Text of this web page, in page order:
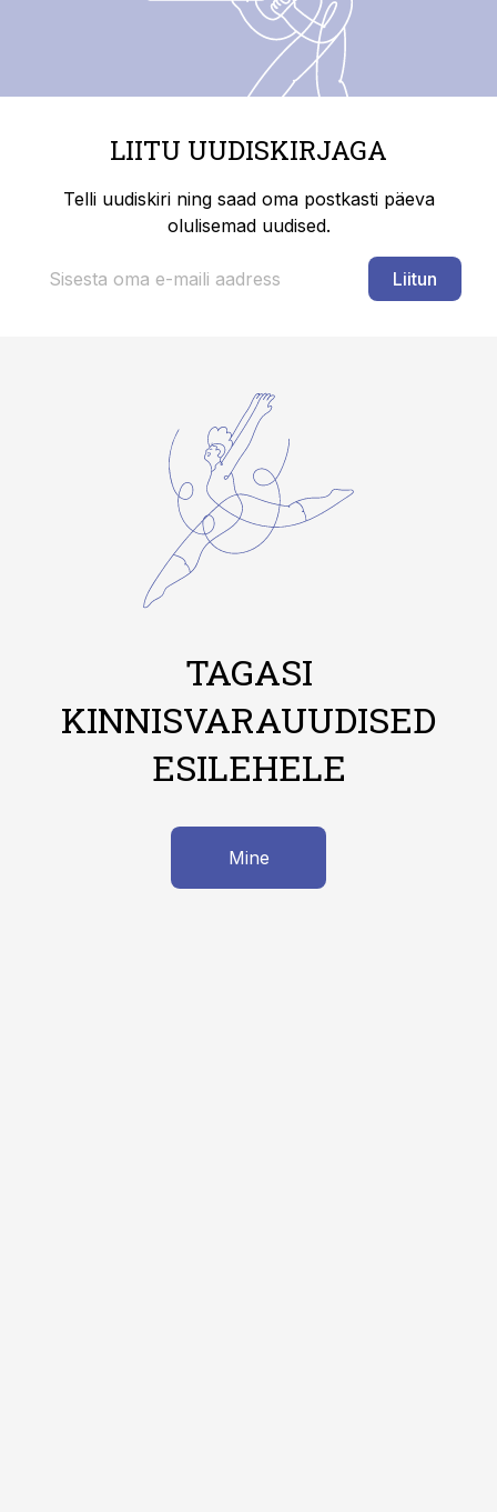
LIITU UUDISKIRJAGA
Telli uudiskiri ning saad oma postkasti päeva
olulisemad uudised.
Liitun
TAGASI
KINNISVARAUUDISED
ESILEHELE
Mine